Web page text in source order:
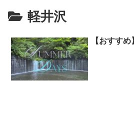
軽井沢
【おすす